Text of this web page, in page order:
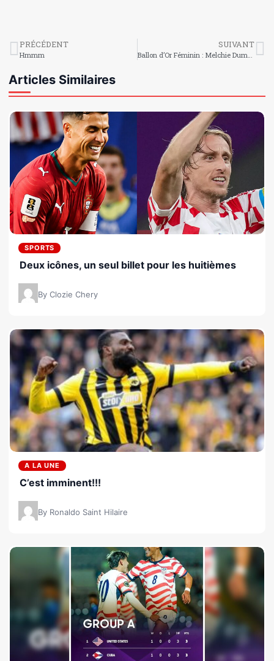
PRÉCÉDENT
Hmmm
SUIVANT
Ballon d’Or Féminin : Melchie Dumornay parmi les 15 meilleures joueuses du monde selon GOAL. com !
Articles Similaires
SPORTS
Deux icônes, un seul billet pour les huitièmes
By Clozie Chery
A LA UNE
C’est imminent!!!
By Ronaldo Saint Hilaire